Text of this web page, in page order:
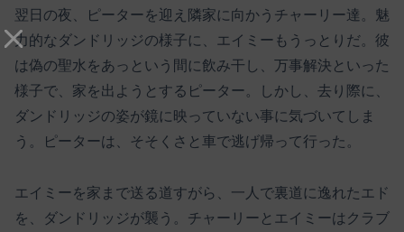
翌日の夜、ピーターを迎え隣家に向かうチャーリー達。魅
力的なダンドリッジの様子に、エイミーもうっとりだ。彼
は偽の聖水をあっという間に飲み干し、万事解決といった
様子で、家を出ようとするピーター。しかし、去り際に、
ダンドリッジの姿が鏡に映っていない事に気づいてしま
う。ピーターは、そそくさと車で逃げ帰って行った。
エイミーを家まで送る道すがら、一人で裏道に逸れたエド
を、ダンドリッジが襲う。チャーリーとエイミーはクラブ